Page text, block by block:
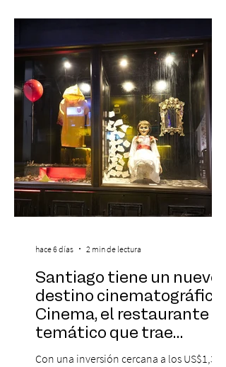
de todos los tiempos en un concierto en
sinfónica en pleno, coro y una
sorprendente puesta en escena pensada
especialmente pa
Santiago tiene un nuevo
destino cinematográfico:
Cinema, el restaurante
temático que trae
Hollywood a Chile
Con una inversión cercana a los US$1,3
hace 6 días 2 min de lectura